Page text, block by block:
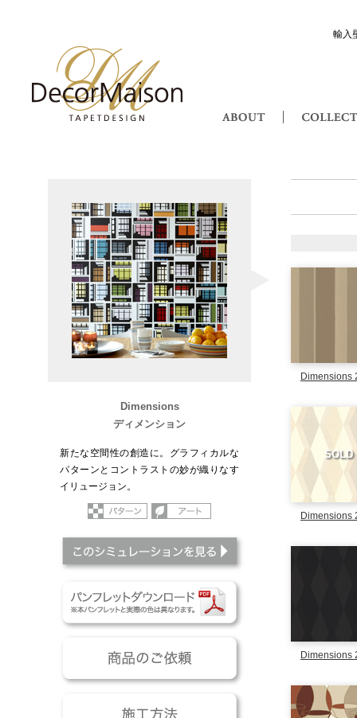
輸入
Dimensions
SOLD
Dimensions
Dimensions
Dimensions
ディメンション
新たな空間性の創造に。グラフィカルな
パターンとコントラストの妙が織りなす
イリュージョン。
パターン